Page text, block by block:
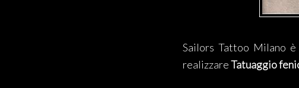
Sailors Tattoo Milano
realizzareTatuaggio